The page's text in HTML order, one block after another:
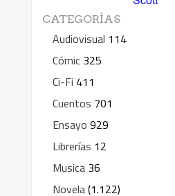
CATEGORÍAS
Audiovisual 114
Cómic 325
Ci-Fi 411
Cuentos 701
Ensayo 929
Librerías 12
Musica 36
Novela(1.122)